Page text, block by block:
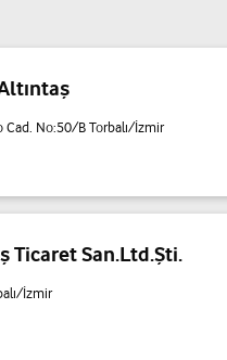
Cad. No:50/B Torbalı/İzmir
Ticaret San.Ltd.Şti.
İzmir